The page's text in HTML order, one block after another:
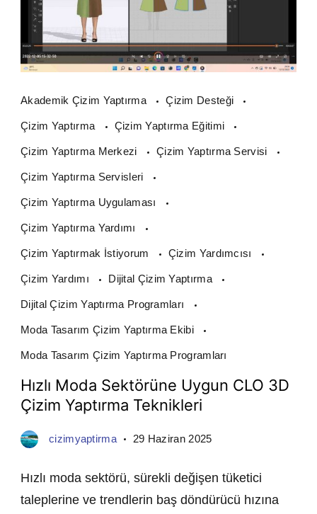
Akademik Çizim Yaptırma Çizim Desteği
Çizim Yaptırma Çizim Yaptırma Eğitimi
Çizim Yaptırma Merkezi Çizim Yaptırma Servisi
Çizim Yaptırma Servisleri
Çizim Yaptırma Uygulaması
Çizim Yaptırma Yardımı
Çizim Yaptırmak İstiyorum Çizim Yardımcısı
Çizim Yardımı Dijital Çizim Yaptırma
Dijital Çizim Yaptırma Programları
Moda Tasarım Çizim Yaptırma Ekibi
Moda Tasarım Çizim Yaptırma Programları
Hızlı Moda Sektörüne Uygun CLO 3D
Çizim Yaptırma Teknikleri
cizimyaptirma 29 Haziran 2025
Hızlı moda sektörü, sürekli değişen tüketici
taleplerine ve trendlerin baş döndürücü hızına